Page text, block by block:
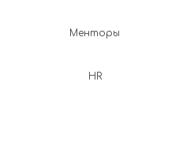
Менторы
HR